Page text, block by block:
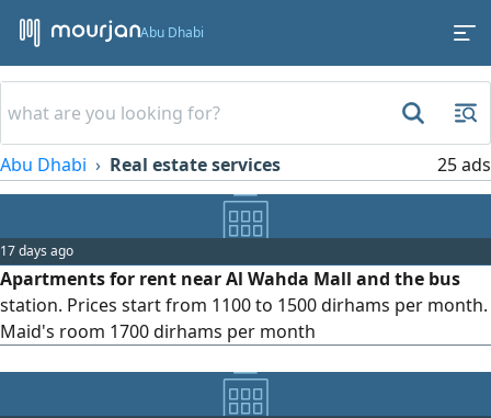
Abu Dhabi
Abu Dhabi Real estate services 25 ads
17 days ago
Apartments for rent near Al Wahda Mall and the bus
station. Prices start from 1100 to 1500 dirhams per month.
Maid's room 1700 dirhams per month